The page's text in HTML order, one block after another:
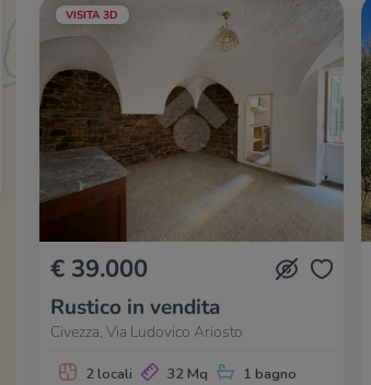
VISITA 3D
€ 39.000
Rustico in vendita
Civezza, Via Ludovico Ariosto
2 locali 32 Mq 1 bagno